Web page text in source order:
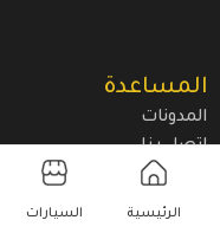
المساعدة
المدونات
اتصل بنا
الرئيسية السيارات